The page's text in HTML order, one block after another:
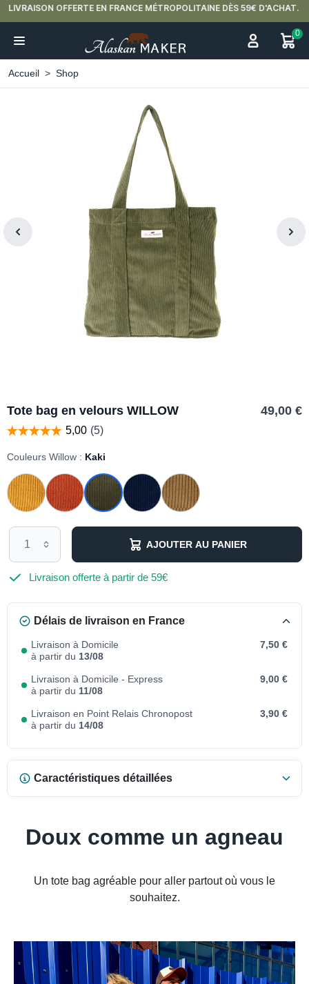
LIVRAISON OFFERTE EN FRANCE MÉTROPOLITAINE DÈS 59€ D'ACHAT.
0
Accueil Shop
Tote bag en velours WILLOW 49,00 €
Couleurs Willow : Kaki
AJOUTER AU PANIER
Livraison offerte à partir de 59€
Délais de livraison en France
Livraison à Domicile
à partir du 13/08
7,50 €
Livraison à Domicile - Express
à partir du 11/08
9,00 €
Livraison en Point Relais Chronopost
à partir du 14/08
3,90 €
Caractéristiques détaillées
Doux comme un agneau
Un tote bag agréable pour aller partout où vous le
souhaitez.